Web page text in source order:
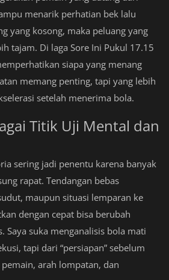
menarik perhatian bek lalu
yang kosong, maka peluang yang
tajam. Di laga Sore Ini Pukul 17.15
siapa yang menang
memang penting, tapi yang lebih
setelah menerima bola.
Titik Uji Mental dan
sering jadi penentu karena banyak
rapat. Tendangan bebas
maupun situasi lemparan ke
dengan cepat bisa berubah
Saya suka menganalisis bola mati
tapi dari “persiapan” sebelum
arah lompatan, dan